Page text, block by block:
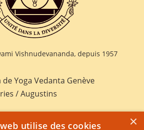
Vishnudevananda, depuis 1957
Yoga Vedanta Genève
/ Augustins
28 ×
utilise des cookies